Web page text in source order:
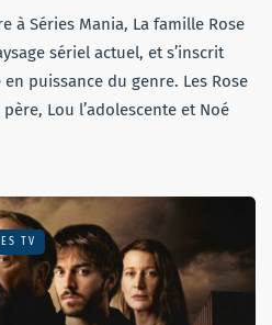
à Séries Mania, La famille Rose
sériel actuel, et s’inscrit
puissance du genre. Les Rose
Lou l’adolescente et Noé
TV